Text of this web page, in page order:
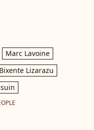
Marc Lavoine
Bixente Lizarazu